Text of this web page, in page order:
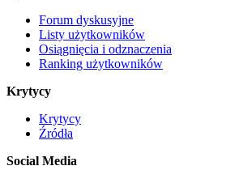
Forum dyskusyjne
Listy użytkowników
Osiągnięcia i odznaczenia
Ranking użytkowników
Krytycy
Krytycy
Źródła
Social Media